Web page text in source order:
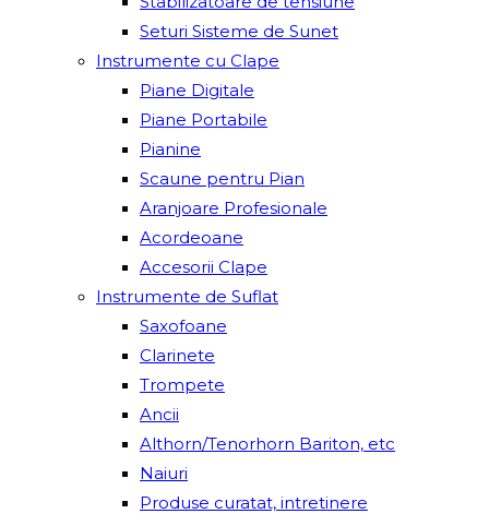
Seturi Sisteme de Sunet
Instrumente cu Clape
Piane Digitale
Piane Portabile
Pianine
Scaune pentru Pian
Aranjoare Profesionale
Acordeoane
Accesorii Clape
Instrumente de Suflat
Saxofoane
Clarinete
Trompete
Ancii
Althorn/Tenorhorn Bariton, etc
Naiuri
Produse curatat, intretinere